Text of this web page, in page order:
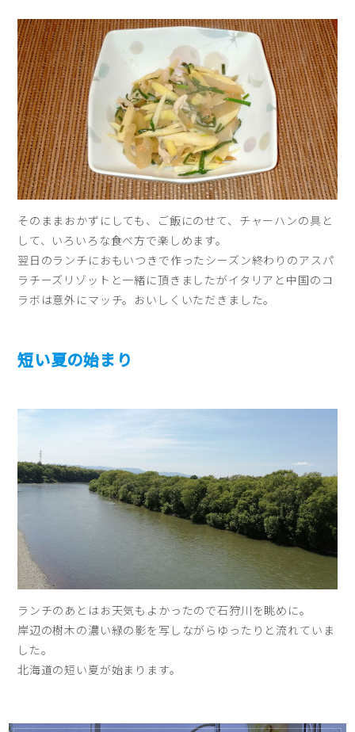
そのままおかずにしても、ご飯にのせて、チャーハンの具と
して、いろいろな食べ方で楽しめます。
翌日のランチにおもいつきで作ったシーズン終わりのアスパ
ラチーズリゾットと一緒に頂きましたがイタリアと中国のコ
ラボは意外にマッチ。おいしくいただきました。
短い夏の始まり
ランチのあとはお天気もよかったので石狩川を眺めに。
岸辺の樹木の濃い緑の影を写しながらゆったりと流れていま
した。
北海道の短い夏が始まります。